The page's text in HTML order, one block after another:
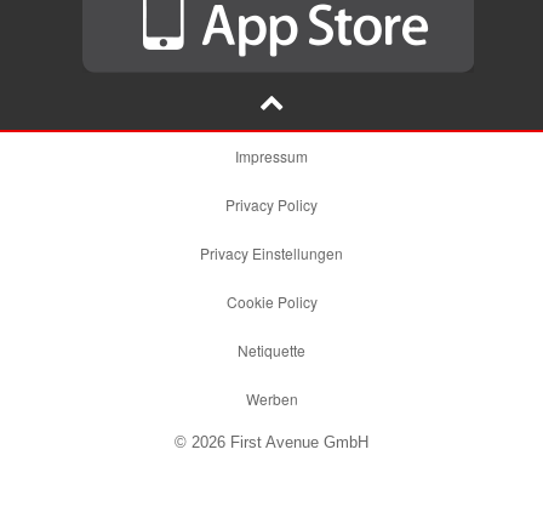
Impressum
Privacy Policy
Privacy Einstellungen
Cookie Policy
Netiquette
Werben
© 2026 First Avenue GmbH